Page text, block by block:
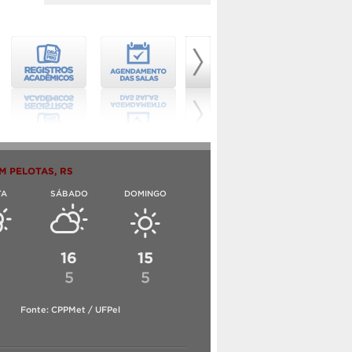
PELOTAS, RS
SÁBADO
16
5
DOMINGO
15
5
Fonte: CPPMet / UFPel